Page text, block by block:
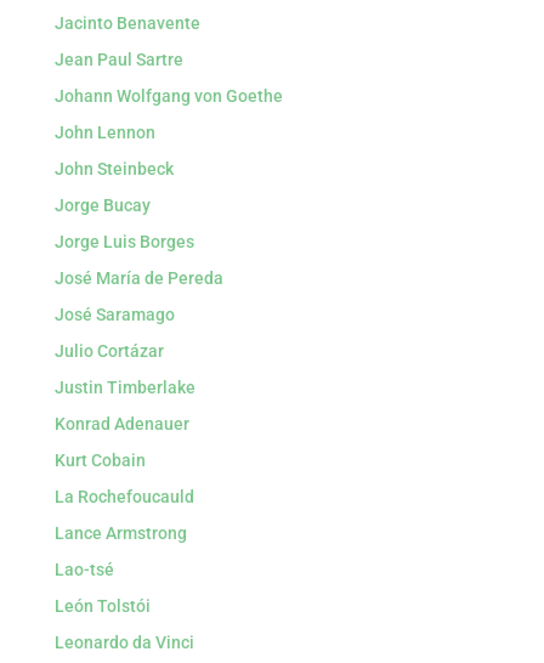
Jacinto Benavente
Jean Paul Sartre
Johann Wolfgang von Goethe
John Lennon
John Steinbeck
Jorge Bucay
Jorge Luis Borges
José María de Pereda
José Saramago
Julio Cortázar
Justin Timberlake
Konrad Adenauer
Kurt Cobain
La Rochefoucauld
Lance Armstrong
Lao-tsé
León Tolstói
Leonardo da Vinci